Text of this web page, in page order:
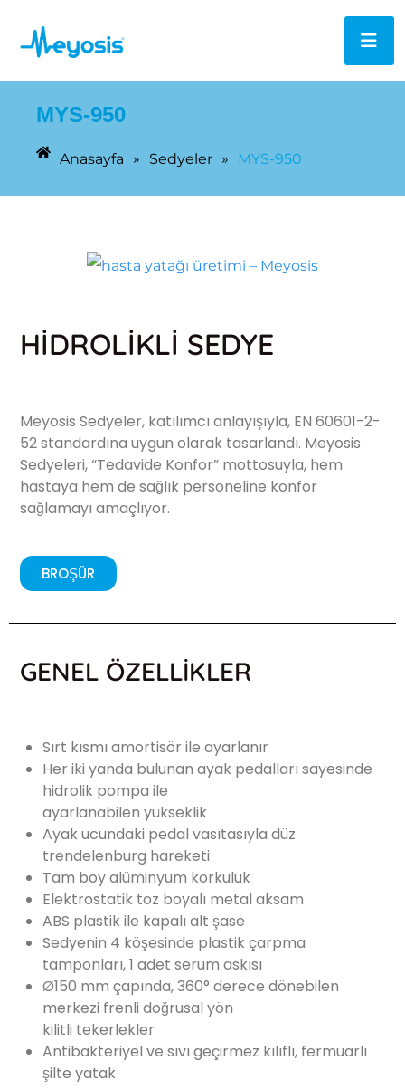
MYS-950
Anasayfa » Sedyeler » MYS-950
HİDROLİKLİ SEDYE
Meyosis Sedyeler, katılımcı anlayışıyla, EN 60601-2-
52 standardına uygun olarak tasarlandı. Meyosis
Sedyeleri, “Tedavide Konfor” mottosuyla, hem
hastaya hem de sağlık personeline konfor
sağlamayı amaçlıyor.
BROŞÜR
GENEL ÖZELLİKLER
Sırt kısmı amortisör ile ayarlanır
Her iki yanda bulunan ayak pedalları sayesinde
hidrolik pompa ile
ayarlanabilen yükseklik
Ayak ucundaki pedal vasıtasıyla düz
trendelenburg hareketi
Tam boy alüminyum korkuluk
Elektrostatik toz boyalı metal aksam
ABS plastik ile kapalı alt şase
Sedyenin 4 köşesinde plastik çarpma
tamponları, 1 adet serum askısı
Ø150 mm çapında, 360° derece dönebilen
merkezi frenli doğrusal yön
kilitli tekerlekler
Antibakteriyel ve sıvı geçirmez kılıflı, fermuarlı
şilte yatak